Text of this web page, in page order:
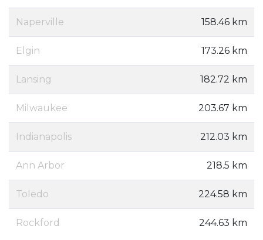
Naperville 158.46 km
Elgin 173.26 km
Lansing 182.72 km
Milwaukee 203.67 km
Indianapolis 212.03 km
Ann Arbor 218.5 km
Toledo 224.58 km
Rockford 244.63 km